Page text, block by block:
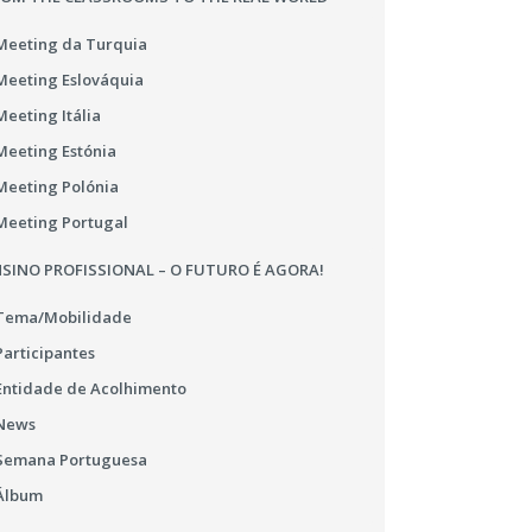
da Turquia
Eslováquia
Itália
Estónia
Polónia
Portugal
PROFISSIONAL – O FUTURO É AGORA!
Mobilidade
de Acolhimento
Portuguesa